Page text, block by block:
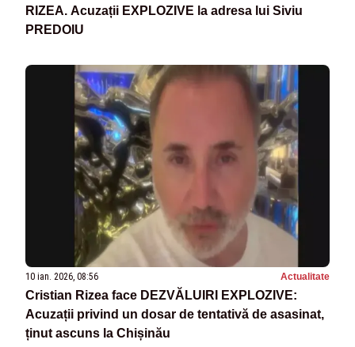
RIZEA. Acuzații EXPLOZIVE la adresa lui Siviu
PREDOIU
10 ian. 2026, 08:56 Actualitate
Cristian Rizea face DEZVĂLUIRI EXPLOZIVE:
Acuzații privind un dosar de tentativă de asasinat,
ținut ascuns la Chișinău